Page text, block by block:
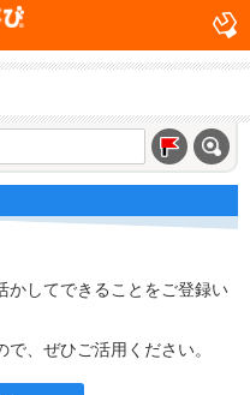
かしてできることをご登録い
、ぜひご活用ください。